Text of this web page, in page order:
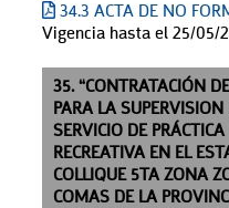
34.3 ACTA DE NO
Vigencia hasta el 25/05/
35. “CONTRATACIÓN
PARA LA
SERVICIO DE
RECREATIVA EN EL
COLLIQUE 5TA ZONA
COMAS DE LA